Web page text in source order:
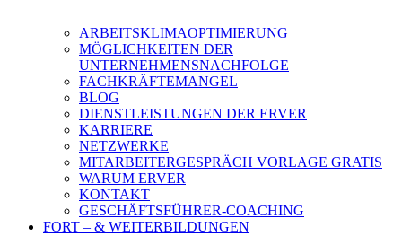
ARBEITSKLIMAOPTIMIERUNG
MÖGLICHKEITEN DER
UNTERNEHMENSNACHFOLGE
FACHKRÄFTEMANGEL
BLOG
DIENSTLEISTUNGEN DER ERVER
KARRIERE
NETZWERKE
MITARBEITERGESPRÄCH VORLAGE GRATIS
WARUM ERVER
KONTAKT
GESCHÄFTSFÜHRER-COACHING
FORT – & WEITERBILDUNGEN